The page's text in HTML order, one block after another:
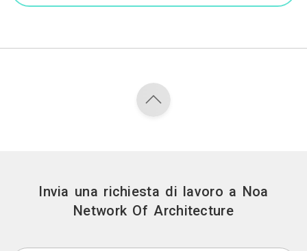
Invia una richiesta di lavoro a Noa
Network Of Architecture